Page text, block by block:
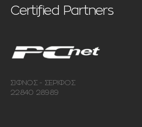
Certified Partners
ΣΙΦΝΟΣ - ΣΕΡΙΦΟΣ
22840 28989